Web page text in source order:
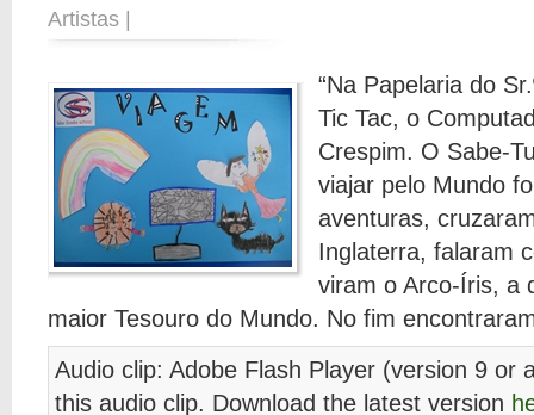
Artistas |
“Na Papelaria do
Tic Tac, o
Crespim. O Sabe-
viajar pelo Mundo
aventuras,
Inglaterra, falaram
viram o Arco-Íris, a
maior Tesouro do Mundo. No fim
Audio clip: Adobe Flash Player (version 9 or
this audio clip. Download the latest version